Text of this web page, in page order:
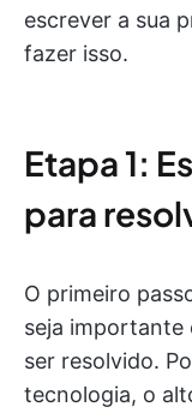
escrever a sua
fazer isso.
Etapa 1:
para
O primeiro
seja importante
ser resolvido.
tecnologia, o